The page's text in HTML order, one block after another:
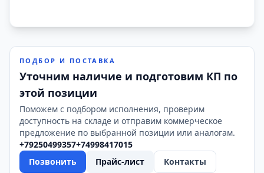
ПОДБОР И ПОСТАВКА
Уточним наличие и подготовим КП по
этой позиции
Поможем с подбором исполнения, проверим
доступность на складе и отправим коммерческое
предложение по выбранной позиции или аналогам.
+79250499357+74998417015
Позвонить
Прайс-лист Контакты